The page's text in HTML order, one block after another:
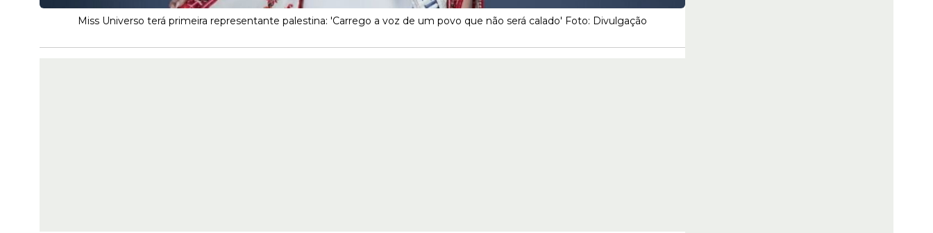
Miss Universo terá primeira representante palestina: 'Carrego a voz de um povo que não será calado' Foto: Divulgação